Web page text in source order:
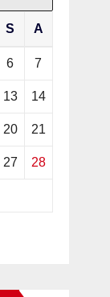
S A
6 7
13 14
20 21
27 28